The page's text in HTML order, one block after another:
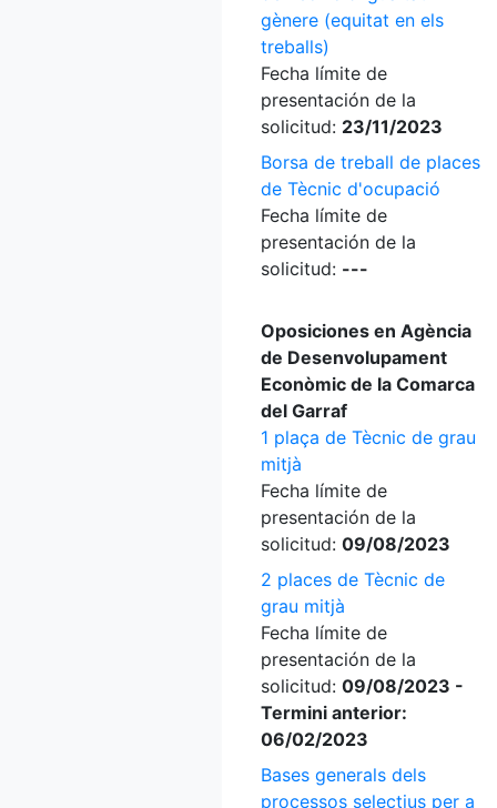
gènere (equitat en els
treballs)
Fecha límite de
presentación de la
solicitud: 23/11/2023
Borsa de treball de places
de Tècnic d'ocupació
Fecha límite de
presentación de la
solicitud: ---
Oposiciones en Agència
de Desenvolupament
Econòmic de la Comarca
del Garraf
1 plaça de Tècnic de grau
mitjà
Fecha límite de
presentación de la
solicitud: 09/08/2023
2 places de Tècnic de
grau mitjà
Fecha límite de
presentación de la
solicitud: 09/08/2023 -
Termini anterior:
06/02/2023
Bases generals dels
processos selectius per a